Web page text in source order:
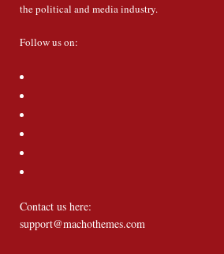
the political and media industry.
Follow us on:
Contact us here:
support@machothemes.com